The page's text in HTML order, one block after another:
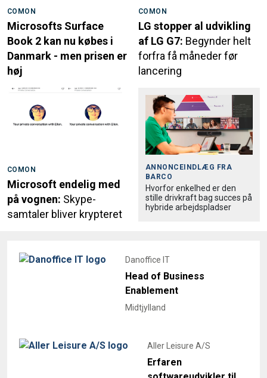
COMON
Microsofts Surface
Book 2 kan nu købes i
Danmark - men prisen er
høj
COMON
LG stopper al udvikling
af LG G7: Begynder helt
forfra få måneder før
lancering
COMON
Microsoft endelig med
på vognen: Skype-
samtaler bliver krypteret
ANNONCEINDLÆG FRA
BARCO
Hvorfor enkelhed er den
stille drivkraft bag succes på
hybride arbejdspladser
Danoffice IT
Head of Business
Enablement
Midtjylland
Aller Leisure A/S
Erfaren